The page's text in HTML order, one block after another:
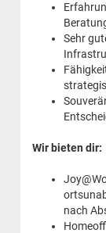
Sehr
Wir bieten dir:
nach